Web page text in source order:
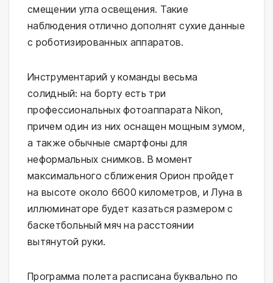
смещении угла освещения. Такие
наблюдения отлично дополнят сухие данные
с роботизированных аппаратов.
Инструментарий у команды весьма
солидный: на борту есть три
профессиональных фотоаппарата Nikon,
причем один из них оснащен мощным зумом,
а также обычные смартфоны для
неформальных снимков. В момент
максимального сближения Орион пройдет
на высоте около 6600 километров, и Луна в
иллюминаторе будет казаться размером с
баскетбольный мяч на расстоянии
вытянутой руки.
Программа полета расписана буквально по